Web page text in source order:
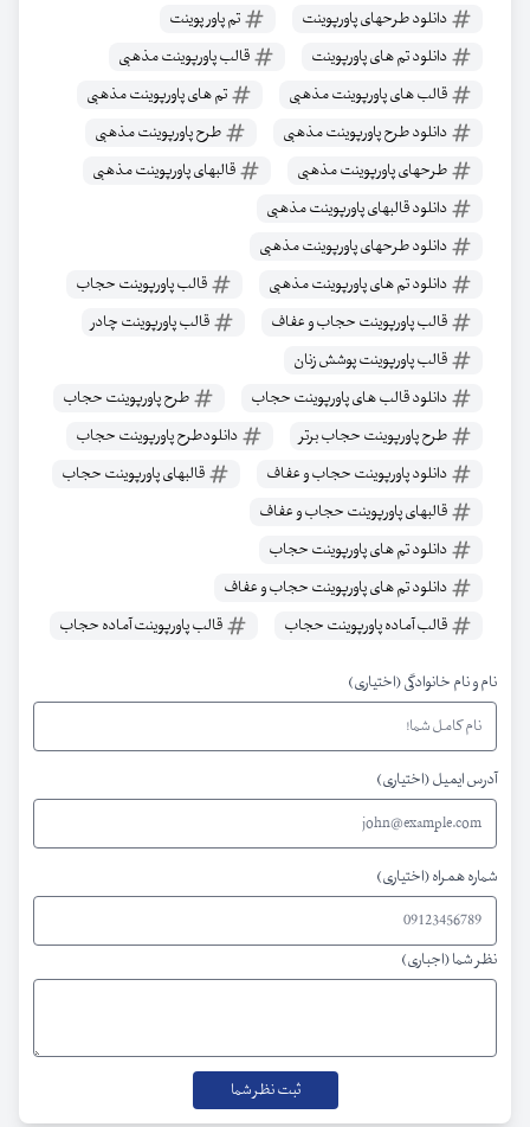
دانلود طرحهای پاورپوینت
تم پاور پوینت
دانلود تم های پاورپوینت
قالب پاورپوینت مذهبی
قالب های پاورپوینت مذهبی
تم های پاورپوینت مذهبی
دانلود طرح پاورپوینت مذهبی
طرح پاورپوینت مذهبی
طرحهای پاورپوینت مذهبی
قالبهای پاورپوینت مذهبی
دانلود قالبهای پاورپوینت مذهبی
دانلود طرحهای پاورپوینت مذهبی
دانلود تم های پاورپوینت مذهبی
قالب پاورپوینت حجاب
قالب پاورپوینت حجاب و عفاف
قالب پاورپوینت چادر
قالب پاورپوینت پوشش زنان
دانلود قالب های پاورپوینت حجاب
طرح پاورپوینت حجاب
طرح پاورپوینت حجاب برتر
دانلودطرح پاورپوینت حجاب
دانلود پاورپوینت حجاب و عفاف
قالبهای پاورپوینت حجاب
قالبهای پاورپوینت حجاب و عفاف
دانلود تم های پاورپوینت حجاب
دانلود تم های پاورپوینت حجاب و عفاف
قالب آماده پاورپوینت حجاب
قالب پاورپوینت آماده حجاب
نام و نام خانوادگی (اختیاری)
آدرس ایمیل (اختیاری)
شماره همراه (اختیاری)
نظر شما (اجباری)